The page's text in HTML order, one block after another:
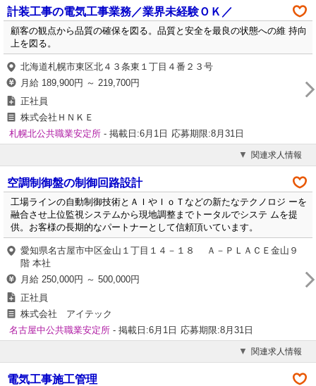
計装工事の電気工事業務／業界未経験ＯＫ／
顧客の観点から品質の確保を図る。品質と安全を最良の状態への維 持向
上を図る。
北海道札幌市東区北４３条東１丁目４番２３号
月給 189,900円 ～ 219,700円
正社員
株式会社ＨＮＫＥ
札幌北公共職業安定所 - 掲載日:6月1日 応募期限:8月31日
関連求人情報
空調制御盤の制御回路設計
工場ラインの自動制御技術とＡＩやＩｏＴなどの新たなテクノロジ ーを
融合させ上位監視システムから現地調整までトータルでシステ ムを提
供。お客様の長期的なパートナーとして信頼頂いています。
愛知県名古屋市中区金山１丁目１４－１８ Ａ－ＰＬＡＣＥ金山９
階 本社
月給 250,000円 ～ 500,000円
正社員
株式会社 アイテック
名古屋中公共職業安定所 - 掲載日:6月1日 応募期限:8月31日
関連求人情報
電気工事施工管理